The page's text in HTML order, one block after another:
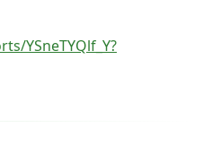
YSneTYQlf_Y?